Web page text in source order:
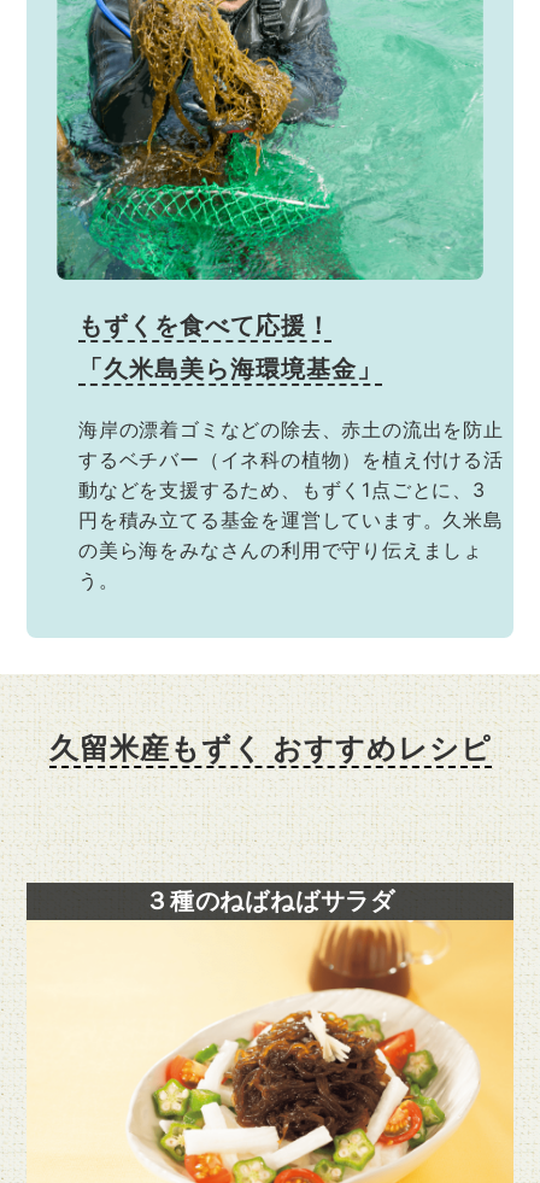
もずくを食べて応援！
「久米島美ら海環境基金」
海岸の漂着ゴミなどの除去、赤土の流出を防止
するベチバー（イネ科の植物）を植え付ける活
動などを支援するため、もずく1点ごとに、3
円を積み立てる基金を運営しています。久米島
の美ら海をみなさんの利用で守り伝えましょ
う。
久留米産もずく おすすめレシピ
３種のねばねばサラダ